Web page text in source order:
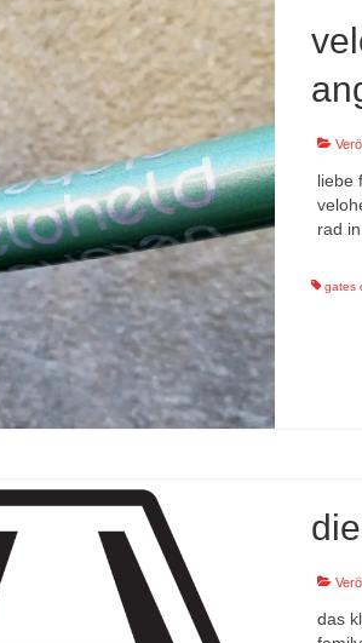
liebe
rad
gates
das